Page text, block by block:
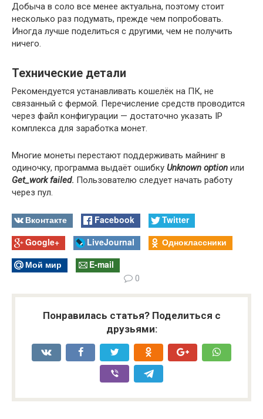
Добыча в соло все менее актуальна, поэтому стоит
несколько раз подумать, прежде чем попробовать.
Иногда лучше поделиться с другими, чем не получить
ничего.
Технические детали
Рекомендуется устанавливать кошелёк на ПК, не
связанный с фермой. Перечисление средств проводится
через файл конфигурации — достаточно указать IP
комплекса для заработка монет.
Многие монеты перестают поддерживать майнинг в
одиночку, программа выдаёт ошибку Unknown option или
Get_work failed. Пользователю следует начать работу
через пул.
Вконтакте Facebook
Twitter
Google+
LiveJournal
Одноклассники
Мой мир
E-mail
0
Понравилась статья? Поделиться с
друзьями: